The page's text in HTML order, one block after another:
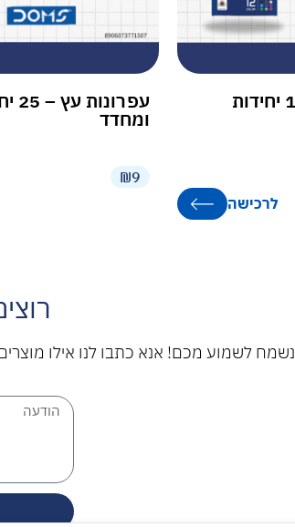
לרכישה
ומחדד
₪9
נשמח לשמוע מכם! אנא כתבו לנו אילו